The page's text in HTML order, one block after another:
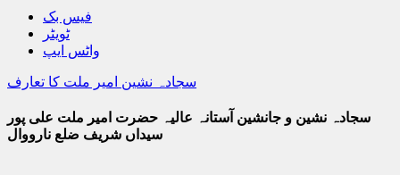
فیس بک
ٹویٹر
واٹس ایپ
سجادہ نشین امیر ملت کا تعارف
سجادہ نشین و جانشین آستانہ عالیہ حضرت امیر ملت علی پور
سیداں شریف ضلع نارووال